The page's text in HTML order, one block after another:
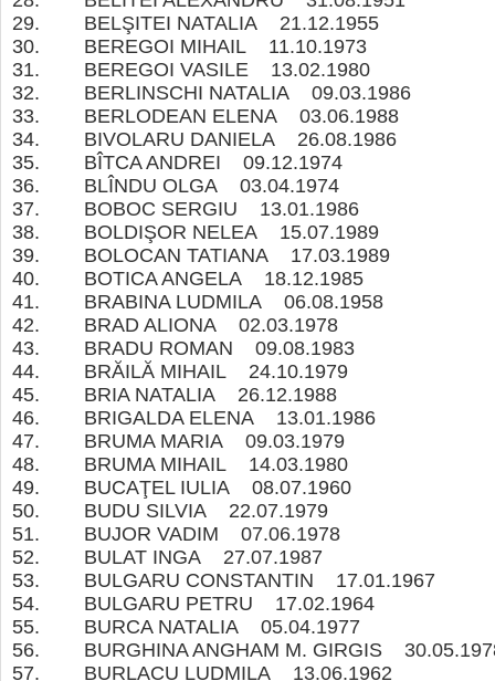
29. BELŞITEI NATALIA 21.12.1955
30. BEREGOI MIHAIL 11.10.1973
31. BEREGOI VASILE 13.02.1980
32. BERLINSCHI NATALIA 09.03.1986
33. BERLODEAN ELENA 03.06.1988
34. BIVOLARU DANIELA 26.08.1986
35. BÎTCA ANDREI 09.12.1974
36. BLÎNDU OLGA 03.04.1974
37. BOBOC SERGIU 13.01.1986
38. BOLDIŞOR NELEA 15.07.1989
39. BOLOCAN TATIANA 17.03.1989
40. BOTICA ANGELA 18.12.1985
41. BRABINA LUDMILA 06.08.1958
42. BRAD ALIONA 02.03.1978
43. BRADU ROMAN 09.08.1983
44. BRĂILĂ MIHAIL 24.10.1979
45. BRIA NATALIA 26.12.1988
46. BRIGALDA ELENA 13.01.1986
47. BRUMA MARIA 09.03.1979
48. BRUMA MIHAIL 14.03.1980
49. BUCAŢEL IULIA 08.07.1960
50. BUDU SILVIA 22.07.1979
51. BUJOR VADIM 07.06.1978
52. BULAT INGA 27.07.1987
53. BULGARU CONSTANTIN 17.01.1967
54. BULGARU PETRU 17.02.1964
55. BURCA NATALIA 05.04.1977
56. BURGHINA ANGHAM M. GIRGIS
57. BURLACU LUDMILA 13.06.1962